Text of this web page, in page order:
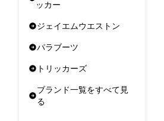
ッカー
ジェイエムウエストン
パラブーツ
トリッカーズ
ブランド一覧をすべて見
る